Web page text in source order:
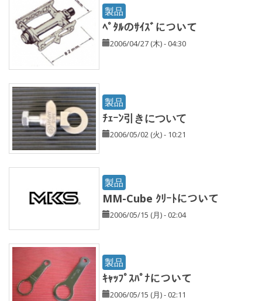
製品
ﾍﾟﾀﾙのｻｲｽﾞについて
2006/04/27 (木) - 04:30
製品
ﾁｪｰﾝ引きについて
2006/05/02 (火) - 10:21
製品
MM-Cube ｸﾘｰﾄについて
2006/05/15 (月) - 02:04
製品
ｷｬｯﾌﾟｽﾊﾟﾅについて
2006/05/15 (月) - 02:11